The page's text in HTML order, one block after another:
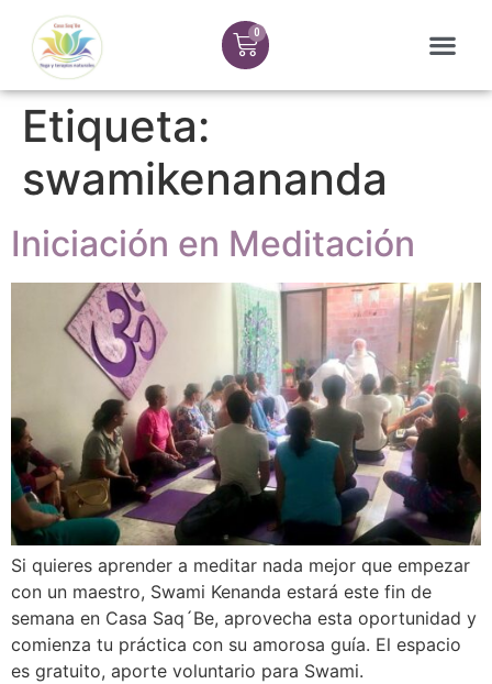
Etiqueta:
swamikenananda
Iniciación en Meditación
Si quieres aprender a meditar nada mejor que empezar
con un maestro, Swami Kenanda estará este fin de
semana en Casa Saq´Be, aprovecha esta oportunidad y
comienza tu práctica con su amorosa guía. El espacio
es gratuito, aporte voluntario para Swami.